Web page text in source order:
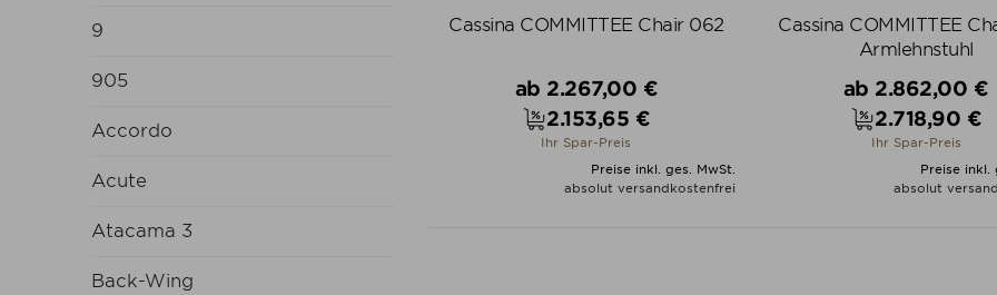
9
905
Accordo
Acute
Atacama 3
Back-Wing
Cassina COMMITTEE Chair 062
Verkaufspreis
ab 2.267,00 €
Preis
2.153,65 €
Ihr Spar-Preis
Preise inkl. ges. MwSt.
absolut versandkostenfrei
Cassina COMMITTEE
Armlehnstuhl
Verkaufspreis
ab 2.862,00 €
Preis
2.718,90 €
Ihr Spar-Preis
Preise inkl.
absolut